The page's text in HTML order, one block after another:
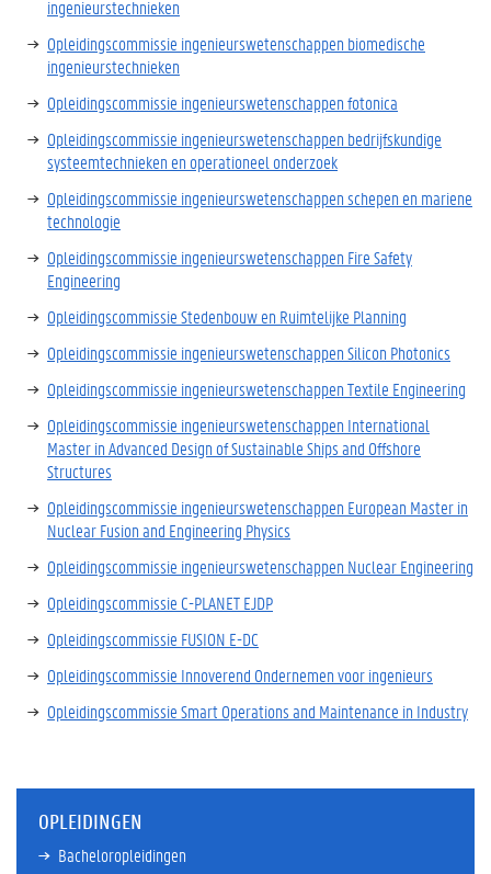
ingenieurstechnieken
Opleidingscommissie ingenieurswetenschappen biomedische
ingenieurstechnieken
Opleidingscommissie ingenieurswetenschappen fotonica
Opleidingscommissie ingenieurswetenschappen bedrijfskundige
systeemtechnieken en operationeel onderzoek
Opleidingscommissie ingenieurswetenschappen schepen en mariene
technologie
Opleidingscommissie ingenieurswetenschappen Fire Safety
Engineering
Opleidingscommissie Stedenbouw en Ruimtelijke Planning
Opleidingscommissie ingenieurswetenschappen Silicon Photonics
Opleidingscommissie ingenieurswetenschappen Textile Engineering
Opleidingscommissie ingenieurswetenschappen International
Master in Advanced Design of Sustainable Ships and Offshore
Structures
Opleidingscommissie ingenieurswetenschappen European Master in
Nuclear Fusion and Engineering Physics
Opleidingscommissie ingenieurswetenschappen Nuclear Engineering
Opleidingscommissie C-PLANET EJDP
Opleidingscommissie FUSION E-DC
Opleidingscommissie Innoverend Ondernemen voor ingenieurs
Opleidingscommissie Smart Operations and Maintenance in Industry
OPLEIDINGEN
Bacheloropleidingen